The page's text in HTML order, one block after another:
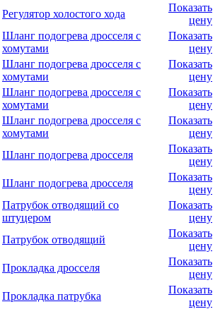
Регулятор холостого хода
Показать
цену
Шланг подогрева дросселя с
хомутами
Показать
цену
Шланг подогрева дросселя с
хомутами
Показать
цену
Шланг подогрева дросселя с
хомутами
Показать
цену
Шланг подогрева дросселя с
хомутами
Показать
цену
Шланг подогрева дросселя
Показать
цену
Шланг подогрева дросселя
Показать
цену
Патрубок отводящий со
штуцером
Показать
цену
Патрубок отводящий
Показать
цену
Прокладка дросселя
Показать
цену
Прокладка патрубка
Показать
цену